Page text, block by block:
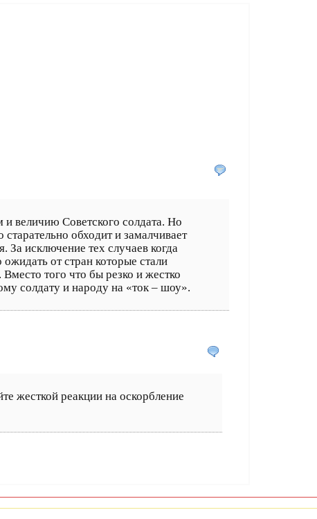
величию Советского солдата. Но
обходит и замалчивает
За исключение тех случаев когда
от стран которые стали
того что бы резко и жестко
солдату и народу на «ток – шоу».
жесткой реакции на оскорбление